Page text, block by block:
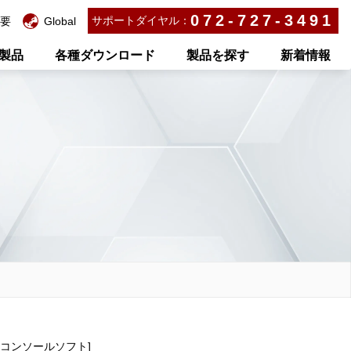
Global サポートダイヤル： 072-727-3491
品 各種ダウンロード 製品を探す 新着情報
ンソールソフト]